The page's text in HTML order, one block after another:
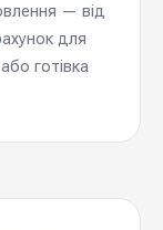
— від
для
готівка